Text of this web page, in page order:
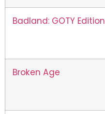
Badland: GOTY Edition
Broken Age